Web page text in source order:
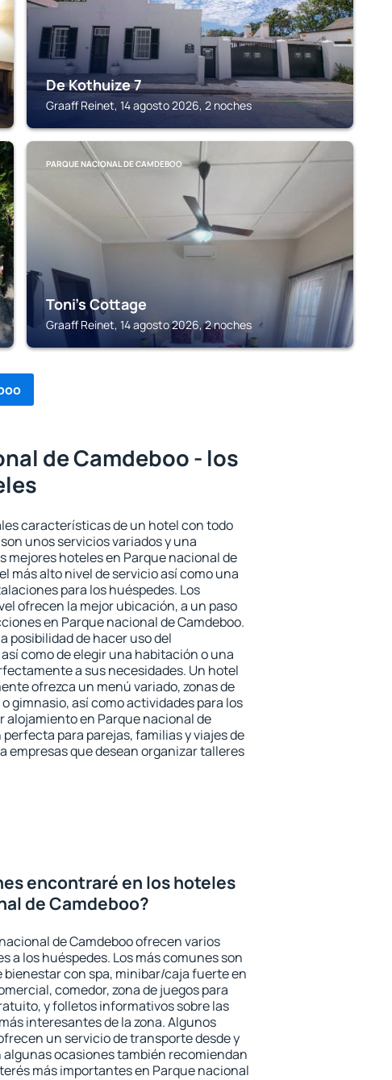
De Kothuize 7
Graaff Reinet, 14 agosto 2026, 2 noches
PARQUE NACIONAL DE CAMDEBOO
Toni's Cottage
Graaff Reinet, 14 agosto 2026, 2 noches
de Camdeboo - los
características de un hotel con todo
unos servicios variados y una
mejores hoteles en Parque nacional de
más alto nivel de servicio así como una
para los huéspedes. Los
ofrecen la mejor ubicación, a un paso
en Parque nacional de Camdeboo.
posibilidad de hacer uso del
como de elegir una habitación o una
a sus necesidades. Un hotel
ofrezca un menú variado, zonas de
gimnasio, así como actividades para los
alojamiento en Parque nacional de
para parejas, familias y viajes de
empresas que desean organizar talleres
encontraré en los hoteles
de Camdeboo?
de Camdeboo ofrecen varios
a los huéspedes. Los más comunes son
bienestar con spa, minibar/caja fuerte en
comedor, zona de juegos para
y folletos informativos sobre las
interesantes de la zona. Algunos
un servicio de transporte desde y
algunas ocasiones también recomiendan
más importantes en Parque nacional